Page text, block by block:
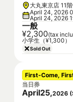
大丸東京店 11
April 24, 2026
April 24, 2026
一般
¥2,300(tax
小学生（¥1,300）
Sold Out
First-Come,
当日券
April25,2026 (